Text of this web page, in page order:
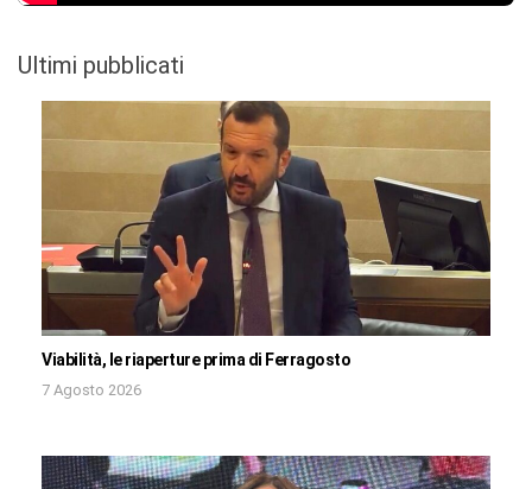
Ultimi pubblicati
Viabilità, le riaperture prima di Ferragosto
7 Agosto 2026